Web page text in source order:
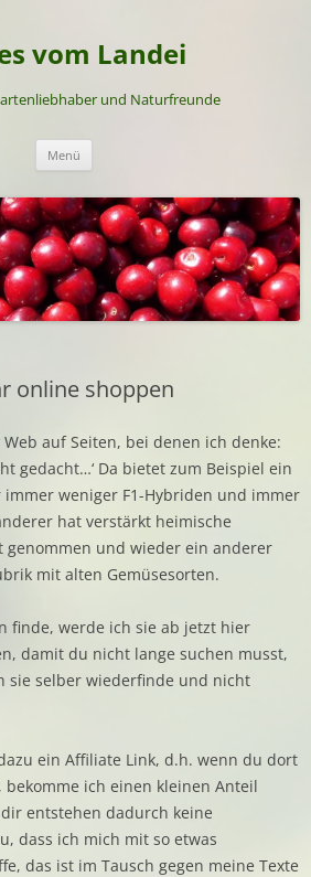
vom Landei
und Naturfreunde
Menü
online shoppen
auf Seiten, bei denen ich denke:
gedacht…‘ Da bietet zum Beispiel ein
weniger F1-Hybriden und immer
hat verstärkt heimische
genommen und wieder ein anderer
mit alten Gemüsesorten.
finde, werde ich sie ab jetzt hier
damit du nicht lange suchen musst,
sie selber wiederfinde und nicht
ein Affiliate Link, d.h. wenn du dort
bekomme ich einen kleinen Anteil
entstehen dadurch keine
dass ich mich mit so etwas
das ist im Tausch gegen meine Texte